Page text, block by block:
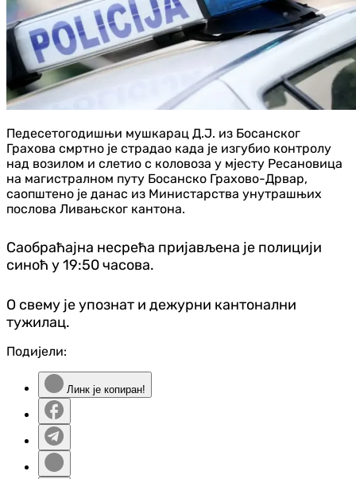
Педесетогодишњи мушкарац Д.Ј. из Босанског
Грахова смртно је страдао када је изгубио контролу
над возилом и слетио с коловоза у мјесту Ресановица
на магистралном путу Босанско Грахово-Дрвар,
саопштено је данас из Министарства унутрашњих
послова Ливањског кантона.
Саобраћајна несрећа пријављена је полицији
синоћ у 19:50 часова.
О свему је упознат и дежурни кантонални
тужилац.
Подијели:
Линк је копиран!